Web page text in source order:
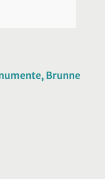
Brunne